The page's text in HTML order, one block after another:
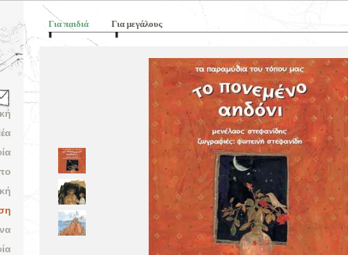
Για παιδιά Για μεγάλους